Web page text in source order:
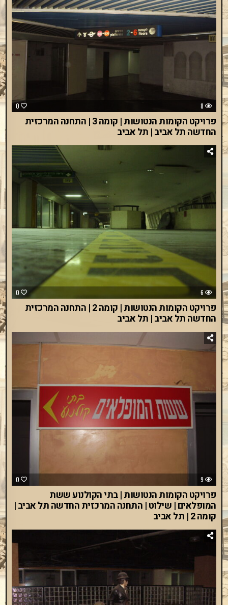
0 8
פרויקט הקומות הנטושות | קומה 3 | התחנה המרכזית
החדשה תל אביב | תל אביב
0 6
פרויקט הקומות הנטושות | קומה 2 | התחנה המרכזית
החדשה תל אביב | תל אביב
0 9
פרויקט הקומות הנטושות | בתי הקולנוע ששת
המופלאים | שילוט | התחנה המרכזית החדשה תל אביב |
קומה 2 | תל אביב